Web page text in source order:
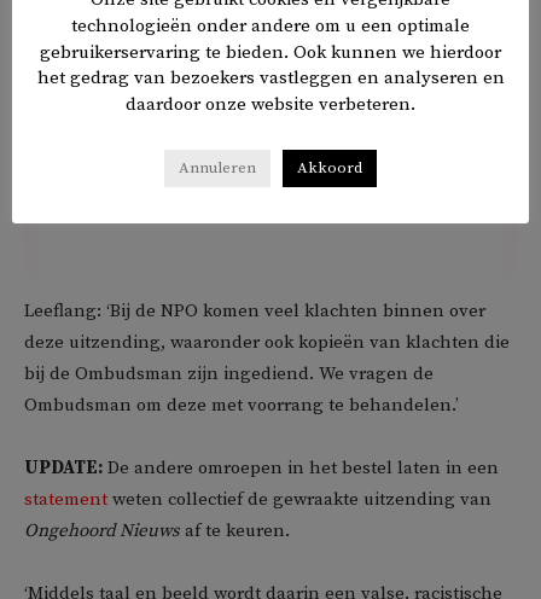
Leeflang: ‘Bij de NPO komen veel klachten binnen over
deze uitzending, waaronder ook kopieën van klachten die
bij de Ombudsman zijn ingediend. We vragen de
Ombudsman om deze met voorrang te behandelen.’
UPDATE: De andere omroepen in het bestel laten in een
statement weten collectief de gewraakte uitzending van
Ongehoord Nieuws af te keuren.
‘Middels taal en beeld wordt daarin een valse, racistische
technologieën onder andere om u een optimale
gebruikerservaring te bieden. Ook kunnen we hierdoor
het gedrag van bezoekers vastleggen en analyseren en
daardoor onze website verbeteren.
Annuleren Akkoord